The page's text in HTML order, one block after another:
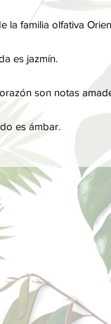
la familia olfativa
es jazmín.
son notas
es ámbar.